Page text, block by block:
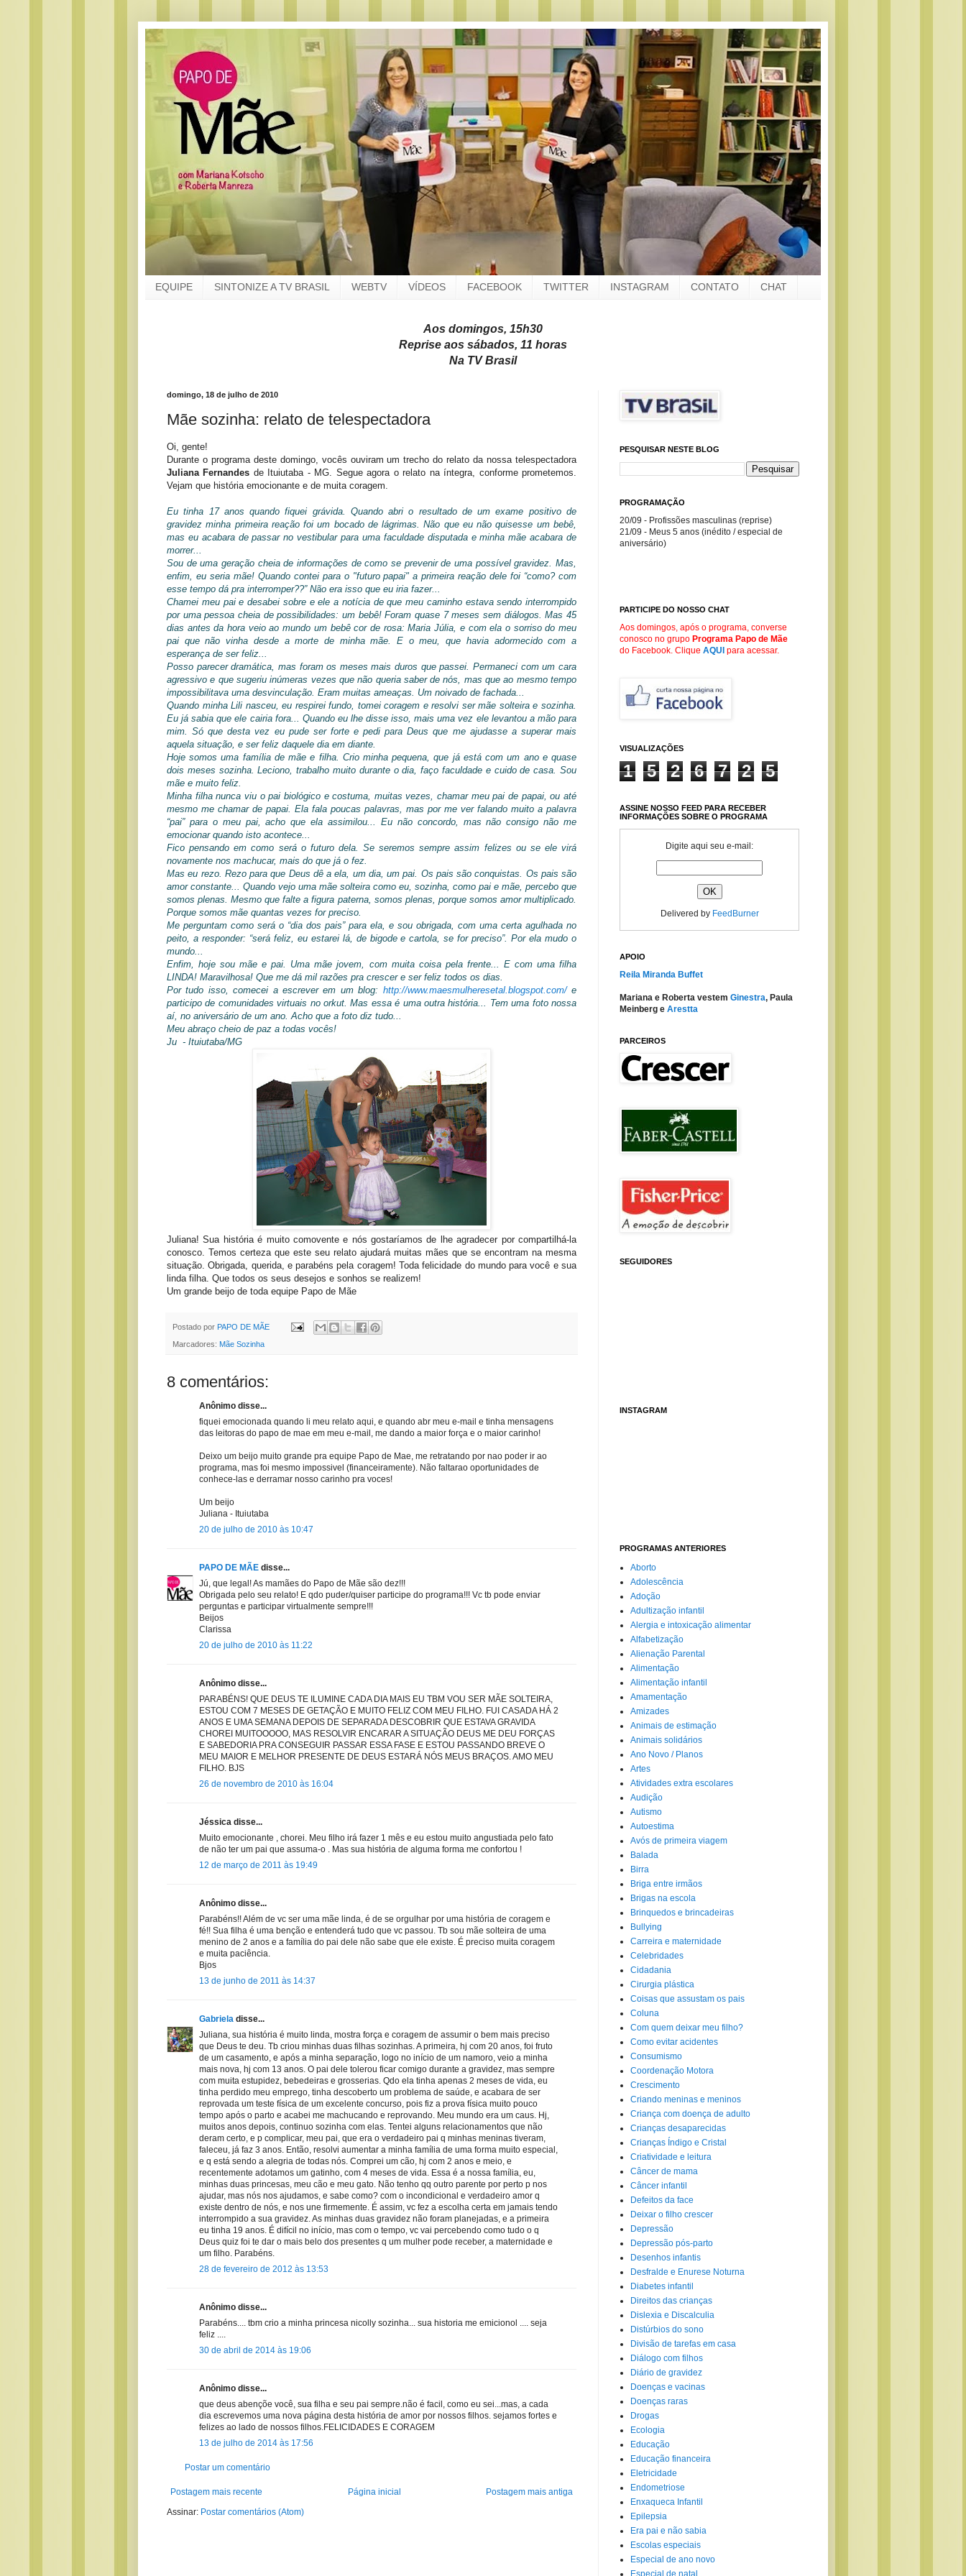
EQUIPE SINTONIZE A TV BRASIL WEBTV VÍDEOS FACEBOOK TWITTER INSTAGRAM CONTATO CHAT
Aos domingos, 15h30
Reprise aos sábados, 11 horas
Na TV Brasil
domingo, 18 de julho de 2010
Mãe sozinha: relato de telespectadora
Oi, gente!
Durante o programa deste domingo, vocês ouviram um trecho do relato da nossa telespectadora
Juliana Fernandes de Ituiutaba - MG. Segue agora o relato na íntegra, conforme prometemos.
Vejam que história emocionante e de muita coragem.
Eu tinha 17 anos quando fiquei grávida. Quando abri o resultado de um exame positivo de
gravidez minha primeira reação foi um bocado de lágrimas. Não que eu não quisesse um bebê,
mas eu acabara de passar no vestibular para uma faculdade disputada e minha mãe acabara de
morrer...
Sou de uma geração cheia de informações de como se prevenir de uma possível gravidez. Mas,
enfim, eu seria mãe! Quando contei para o "futuro papai" a primeira reação dele foi “como? com
esse tempo dá pra interromper??” Não era isso que eu iria fazer...
Chamei meu pai e desabei sobre e ele a notícia de que meu caminho estava sendo interrompido
por uma pessoa cheia de possibilidades: um bebê! Foram quase 7 meses sem diálogos. Mas 45
dias antes da hora veio ao mundo um bebê cor de rosa: Maria Júlia, e com ela o sorriso do meu
pai que não vinha desde a morte de minha mãe. E o meu, que havia adormecido com a
esperança de ser feliz...
Posso parecer dramática, mas foram os meses mais duros que passei. Permaneci com um cara
agressivo e que sugeriu inúmeras vezes que não queria saber de nós, mas que ao mesmo tempo
impossibilitava uma desvinculação. Eram muitas ameaças. Um noivado de fachada...
Quando minha Lili nasceu, eu respirei fundo, tomei coragem e resolvi ser mãe solteira e sozinha.
Eu já sabia que ele cairia fora... Quando eu lhe disse isso, mais uma vez ele levantou a mão para
mim. Só que desta vez eu pude ser forte e pedi para Deus que me ajudasse a superar mais
aquela situação, e ser feliz daquele dia em diante.
Hoje somos uma família de mãe e filha. Crio minha pequena, que já está com um ano e quase
dois meses sozinha. Leciono, trabalho muito durante o dia, faço faculdade e cuido de casa. Sou
mãe e muito feliz.
Minha filha nunca viu o pai biológico e costuma, muitas vezes, chamar meu pai de papai, ou até
mesmo me chamar de papai. Ela fala poucas palavras, mas por me ver falando muito a palavra
“pai” para o meu pai, acho que ela assimilou... Eu não concordo, mas não consigo não me
emocionar quando isto acontece...
Fico pensando em como será o futuro dela. Se seremos sempre assim felizes ou se ele virá
novamente nos machucar, mais do que já o fez.
Mas eu rezo. Rezo para que Deus dê a ela, um dia, um pai. Os pais são conquistas. Os pais são
amor constante... Quando vejo uma mãe solteira como eu, sozinha, como pai e mãe, percebo que
somos plenas. Mesmo que falte a figura paterna, somos plenas, porque somos amor multiplicado.
Porque somos mãe quantas vezes for preciso.
Me perguntam como será o “dia dos pais” para ela, e sou obrigada, com uma certa agulhada no
peito, a responder: “será feliz, eu estarei lá, de bigode e cartola, se for preciso”. Por ela mudo o
mundo...
Enfim, hoje sou mãe e pai. Uma mãe jovem, com muita coisa pela frente... E com uma filha
LINDA! Maravilhosa! Que me dá mil razões pra crescer e ser feliz todos os dias.
Por tudo isso, comecei a escrever em um blog: http://www.maesmulheresetal.blogspot.com/e
participo de comunidades virtuais no orkut. Mas essa é uma outra história... Tem uma foto nossa
aí, no aniversário de um ano. Acho que a foto diz tudo...
Meu abraço cheio de paz a todas vocês!
Ju - Ituiutaba/MG
Juliana! Sua história é muito comovente e nós gostaríamos de lhe agradecer por compartilhá-la
conosco. Temos certeza que este seu relato ajudará muitas mães que se encontram na mesma
situação. Obrigada, querida, e parabéns pela coragem! Toda felicidade do mundo para você e sua
linda filha. Que todos os seus desejos e sonhos se realizem!
Um grande beijo de toda equipe Papo de Mãe
Postado por PAPO DE MÃE
Marcadores: Mãe Sozinha
8 comentários:
Anônimo disse...
fiquei emocionada quando li meu relato aqui, e quando abr meu e-mail e tinha mensagens
das leitoras do papo de mae em meu e-mail, me dando a maior força e o maior carinho!
Deixo um beijo muito grande pra equipe Papo de Mae, me retratando por nao poder ir ao
programa, mas foi mesmo impossivel (financeiramente). Não faltarao oportunidades de
conhece-las e derramar nosso carinho pra voces!
Um beijo
Juliana - Ituiutaba
20 de julho de 2010 às 10:47
PAPO DE MÃE disse...
Jú, que legal! As mamães do Papo de Mãe são dez!!!
Obrigada pelo seu relato! E qdo puder/quiser participe do programa!!! Vc tb pode enviar
perguntas e participar virtualmente sempre!!!
Beijos
Clarissa
20 de julho de 2010 às 11:22
Anônimo disse...
PARABÉNS! QUE DEUS TE ILUMINE CADA DIA MAIS EU TBM VOU SER MÃE SOLTEIRA,
ESTOU COM 7 MESES DE GETAÇÃO E MUITO FELIZ COM MEU FILHO. FUI CASADA HÁ 2
ANOS E UMA SEMANA DEPOIS DE SEPARADA DESCOBRIR QUE ESTAVA GRAVIDA
CHOREI MUITOOOOO, MAS RESOLVIR ENCARAR A SITUAÇÃO DEUS ME DEU FORÇAS
E SABEDORIA PRA CONSEGUIR PASSAR ESSA FASE E ESTOU PASSANDO BREVE O
MEU MAIOR E MELHOR PRESENTE DE DEUS ESTARÁ NÓS MEUS BRAÇOS. AMO MEU
FILHO. BJS
26 de novembro de 2010 às 16:04
Jéssica disse...
Muito emocionante , chorei. Meu filho irá fazer 1 mês e eu estou muito angustiada pelo fato
de não ter um pai que assuma-o . Mas sua história de alguma forma me confortou !
12 de março de 2011 às 19:49
Anônimo disse...
Parabéns!! Além de vc ser uma mãe linda, é de se orgulhar por uma história de coragem e
fé!! Sua filha é uma benção e entenderá tudo que vc passou. Tb sou mãe solteira de uma
menino de 2 anos e a família do pai dele não sabe que ele existe. É preciso muita coragem
e muita paciência.
Bjos
13 de junho de 2011 às 14:37
Gabriela disse...
Juliana, sua história é muito linda, mostra força e coragem de assumir o bem mais preciso
que Deus te deu. Tb criou minhas duas filhas sozinhas. A primeira, hj com 20 anos, foi fruto
de um casamento, e após a minha separação, logo no início de um namoro, veio a minha
mais nova, hj com 13 anos. O pai dele tolerou ficar comigo durante a gravidez, mas sempre
com muita estupidez, bebedeiras e grosserias. Qdo ela tinha apenas 2 meses de vida, eu
tinha perdido meu emprego, tinha descoberto um problema de saúde, e acabara de ser
reprovada um teste física de um excelente concurso, pois fiz a prova física muito pouco
tempo após o parto e acabei me machucando e reprovando. Meu mundo era um caus. Hj,
muitos anos depois, continuo sozinha com elas. Tentei alguns relacionamentos que não
deram certo, e p complicar, meu pai, que era o verdadeiro pai q minhas meninas tiveram,
faleceu, já faz 3 anos. Então, resolvi aumentar a minha família de uma forma muito especial,
e q está sendo a alegria de todas nós. Comprei um cão, hj com 2 anos e meio, e
recentemente adotamos um gatinho, com 4 meses de vida. Essa é a nossa família, eu,
minhas duas princesas, meu cão e meu gato. Não tenho qq outro parente por perto p nos
ajudar, mas nós nos ajudamos, e sabe como? com o incondicional e verdadeiro amor q
existe dentro de nós, e nos une firmemente. É assim, vc fez a escolha certa em jamais tendo
interrompido a sua gravidez. As minhas duas gravidez não foram planejadas, e a primeira
eu tinha 19 anos. É difícil no início, mas com o tempo, vc vai percebendo como tudo o q
Deus quiz foi te dar o mais belo dos presentes q um mulher pode receber, a maternidade e
um filho. Parabéns.
28 de fevereiro de 2012 às 13:53
Anônimo disse...
Parabéns.... tbm crio a minha princesa nicolly sozinha... sua historia me emicionol .... seja
feliz ....
30 de abril de 2014 às 19:06
Anônimo disse...
que deus abençõe você, sua filha e seu pai sempre.não é facil, como eu sei...mas, a cada
dia escrevemos uma nova página desta história de amor por nossos filhos. sejamos fortes e
felizes ao lado de nossos filhos.FELICIDADES E CORAGEM
13 de julho de 2014 às 17:56
Postar um comentário
Postagem mais recente Postagem mais antiga
Página inicial
Assinar: Postar comentários (Atom)
PESQUISAR NESTE BLOG
PROGRAMAÇÃO
20/09 - Profissões masculinas (reprise)
21/09 - Meus 5 anos (inédito / especial de
aniversário)
PARTICIPE DO NOSSO CHAT
Aos domingos, após o programa, converse
conosco no grupo Programa Papo de Mãe
do Facebook . Clique AQUI para acessar.
VISUALIZAÇÕES
1 5 2 6 7 2 5
ASSINE NOSSO FEED PARA RECEBER
INFORMAÇÕES SOBRE O PROGRAMA
Digite aqui seu e-mail:
Delivered by FeedBurner
APOIO
Reila Miranda Buffet
Mariana e Roberta vestem Ginestra, Paula
Meinberg e Arestta
PARCEIROS
SEGUIDORES
INSTAGRAM
PROGRAMAS ANTERIORES
Aborto
Adolescência
Adoção
Adultização infantil
Alergia e intoxicação alimentar
Alfabetização
Alienação Parental
Alimentação
Alimentação infantil
Amamentação
Amizades
Animais de estimação
Animais solidários
Ano Novo / Planos
Artes
Atividades extra escolares
Audição
Autismo
Autoestima
Avós de primeira viagem
Balada
Birra
Briga entre irmãos
Brigas na escola
Brinquedos e brincadeiras
Bullying
Carreira e maternidade
Celebridades
Cidadania
Cirurgia plástica
Coisas que assustam os pais
Coluna
Com quem deixar meu filho?
Como evitar acidentes
Consumismo
Coordenação Motora
Crescimento
Criando meninas e meninos
Criança com doença de adulto
Crianças desaparecidas
Crianças Índigo e Cristal
Criatividade e leitura
Câncer de mama
Câncer infantil
Defeitos da face
Deixar o filho crescer
Depressão
Depressão pós-parto
Desenhos infantis
Desfralde e Enurese Noturna
Diabetes infantil
Direitos das crianças
Dislexia e Discalculia
Distúrbios do sono
Divisão de tarefas em casa
Diálogo com filhos
Diário de gravidez
Doenças e vacinas
Doenças raras
Drogas
Ecologia
Educação
Educação financeira
Eletricidade
Endometriose
Enxaqueca Infantil
Epilepsia
Era pai e não sabia
Escolas especiais
Especial de ano novo
Especial de natal